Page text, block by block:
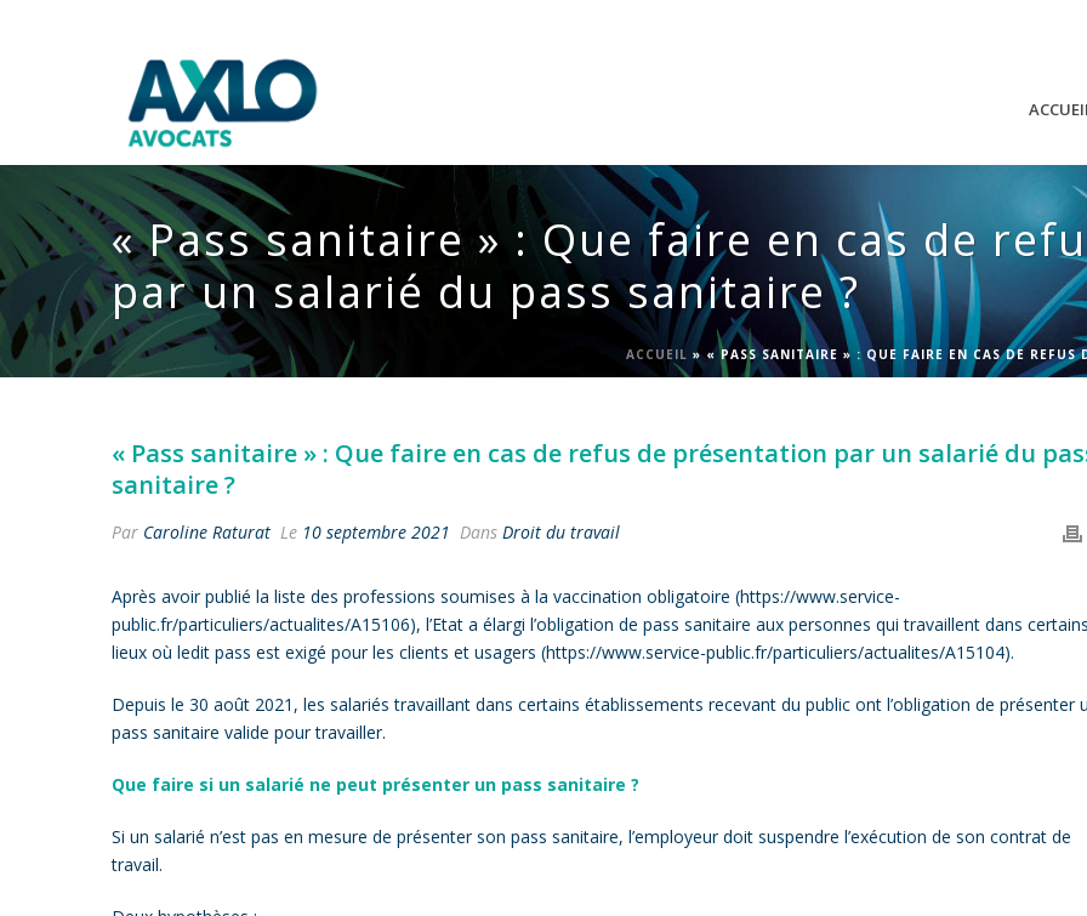
« Pass sanitaire » : Que faire en cas de
par un salarié du pass sanitaire ?
ACCUEIL »« PASS SANITAIRE » : QUE FAIRE EN CAS DE
« Pass sanitaire » : Que faire en cas de refus de présentation par un salarié du
sanitaire ?
Par Caroline Raturat Le 10 septembre 2021 Dans Droit du travail
Après avoir publié la liste des professions soumises à la vaccination obligatoire (https://www.service-
public.fr/particuliers/actualites/A15106), l’Etat a élargi l’obligation de pass sanitaire aux personnes qui travaillent dans certains
lieux où ledit pass est exigé pour les clients et usagers (https://www.service-public.fr/particuliers/actualites/A15104).
Depuis le 30 août 2021, les salariés travaillant dans certains établissements recevant du public ont l’obligation de présenter
pass sanitaire valide pour travailler.
Que faire si un salarié ne peut présenter un pass sanitaire ?
Si un salarié n’est pas en mesure de présenter son pass sanitaire, l’employeur doit suspendre l’exécution de son contrat de
travail.